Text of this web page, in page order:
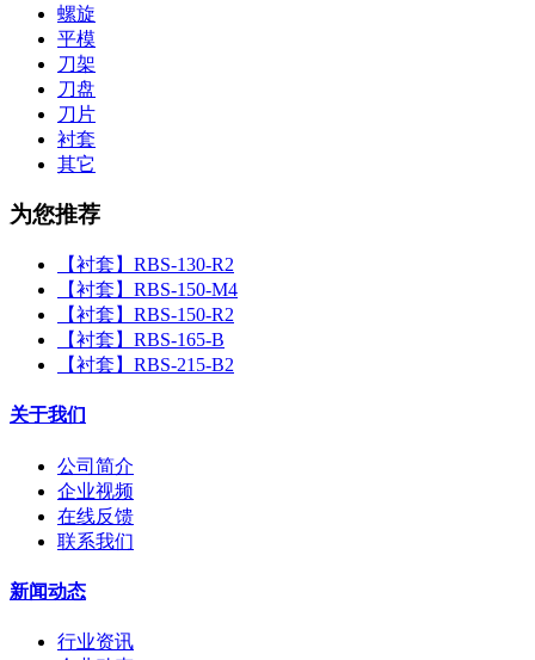
螺旋
平模
刀架
刀盘
刀片
衬套
其它
为您推荐
【衬套】RBS-130-R2
【衬套】RBS-150-M4
【衬套】RBS-150-R2
【衬套】RBS-165-B
【衬套】RBS-215-B2
关于我们
公司简介
企业视频
在线反馈
联系我们
新闻动态
行业资讯